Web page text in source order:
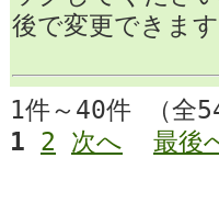
後で変更できま
1件～40件 （
1
2 次へ 最後